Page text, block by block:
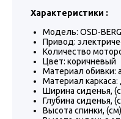
Характеристики :
Модель: OSD-
Привод:
Количество
Цвет: коричневый
Материал обивки:
Материал
Ширина сиденья,
Глубина сиденья,
Высота спинки,